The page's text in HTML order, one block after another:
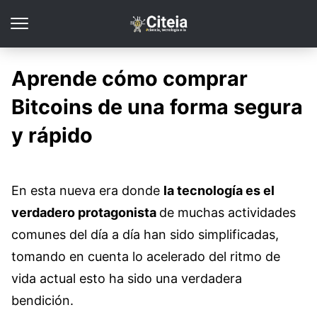
Aprende cómo comprar
Bitcoins de una forma segura
y rápido
En esta nueva era donde la tecnología es el
verdadero protagonista de muchas actividades
comunes del día a día han sido simplificadas,
tomando en cuenta lo acelerado del ritmo de
vida actual esto ha sido una verdadera
bendición.